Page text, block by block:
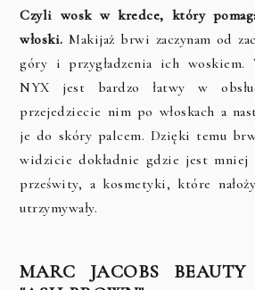
Czyli wosk w kredce, który
włoski.Makijaż brwi zaczynam od
góry i przygładzenia ich
NYX jest bardzo łatwy w
przejedziecie nim po włoskach a
je do skóry palcem. Dzięki temu
widzicie dokładnie gdzie jest mniej
prześwity, a kosmetyki, które
utrzymywały.
MARC JACOBS